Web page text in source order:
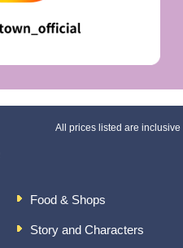
All prices listed are inclusive
Food & Shops
Story and Characters